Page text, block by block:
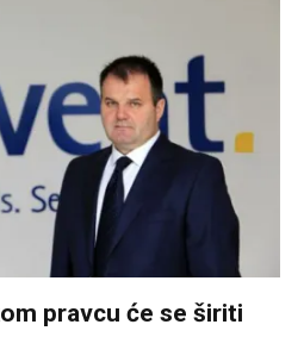
pravcu će se širiti